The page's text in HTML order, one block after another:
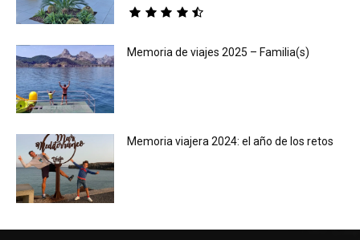
Memoria de viajes 2025 – Familia(s)
Memoria viajera 2024: el año de los retos